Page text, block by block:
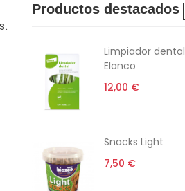
Productos destacados
Limpiador dental
Elanco
12,00 €
Snacks Light
7,50 €